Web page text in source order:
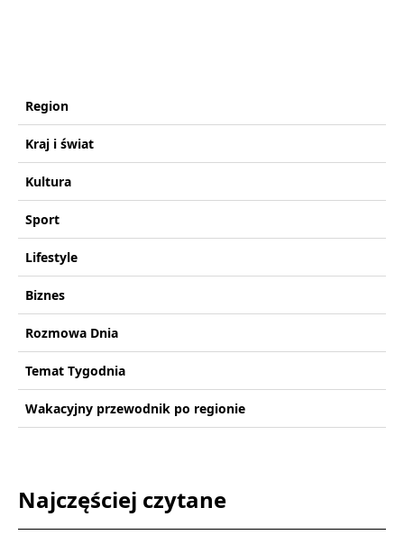
Region
Kraj i świat
Kultura
Sport
Lifestyle
Biznes
Rozmowa Dnia
Temat Tygodnia
Wakacyjny przewodnik po regionie
Najczęściej czytane